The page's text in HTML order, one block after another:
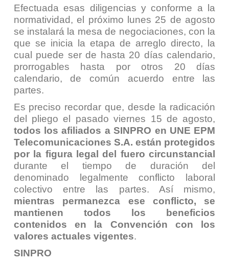
Efectuada esas diligencias y conforme a la
normatividad, el próximo lunes 25 de agosto
se instalará la mesa de negociaciones, con la
que se inicia la etapa de arreglo directo, la
cual puede ser de hasta 20 días calendario,
prorrogables hasta por otros 20 días
calendario, de común acuerdo entre las
partes.
Es preciso recordar que, desde la radicación
del pliego el pasado viernes 15 de agosto,
todos los afiliados a SINPRO en UNE EPM
Telecomunicaciones S.A. están protegidos
por la figura legal del fuero circunstancial
durante el tiempo de duración del
denominado legalmente conflicto laboral
colectivo entre las partes. Así mismo,
mientras permanezca ese conflicto, se
mantienen todos los beneficios
contenidos en la Convención con los
valores actuales vigentes.
SINPRO